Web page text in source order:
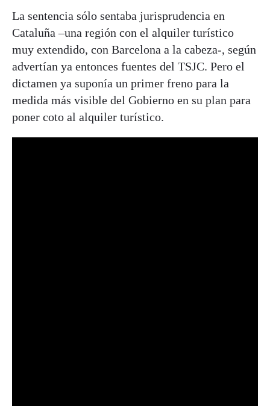
La sentencia sólo sentaba jurisprudencia en
Cataluña –una región con el alquiler turístico
muy extendido, con Barcelona a la cabeza-, según
advertían ya entonces fuentes del TSJC. Pero el
dictamen ya suponía un primer freno para la
medida más visible del Gobierno en su plan para
poner coto al alquiler turístico.